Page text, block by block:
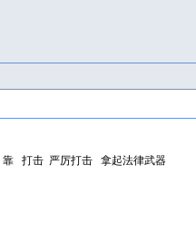
靠 打击 严厉打击 拿起法律武器